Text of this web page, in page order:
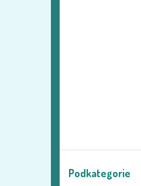
Podkategorie